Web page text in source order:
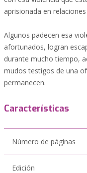
aprisionada en
Algunos padecen esa
afortunados, logran
durante mucho tiempo,
mudos testigos de una
permanecen.
Características
Número de páginas
Edición